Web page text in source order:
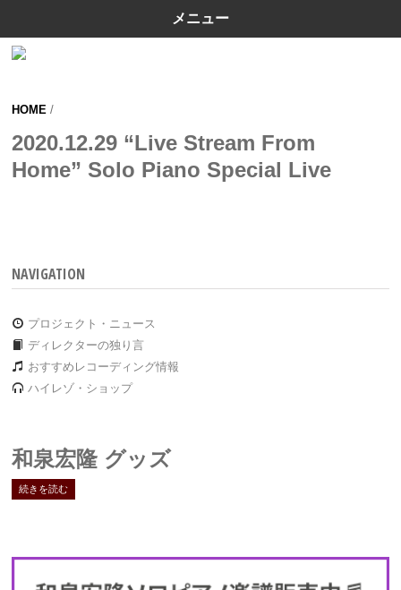
メニュー
HOME /
2020.12.29 “Live Stream From
Home” Solo Piano Special Live
NAVIGATION
プロジェクト・ニュース
ディレクターの独り言
おすすめレコーディング情報
ハイレゾ・ショップ
和泉宏隆 グッズ
続きを読む